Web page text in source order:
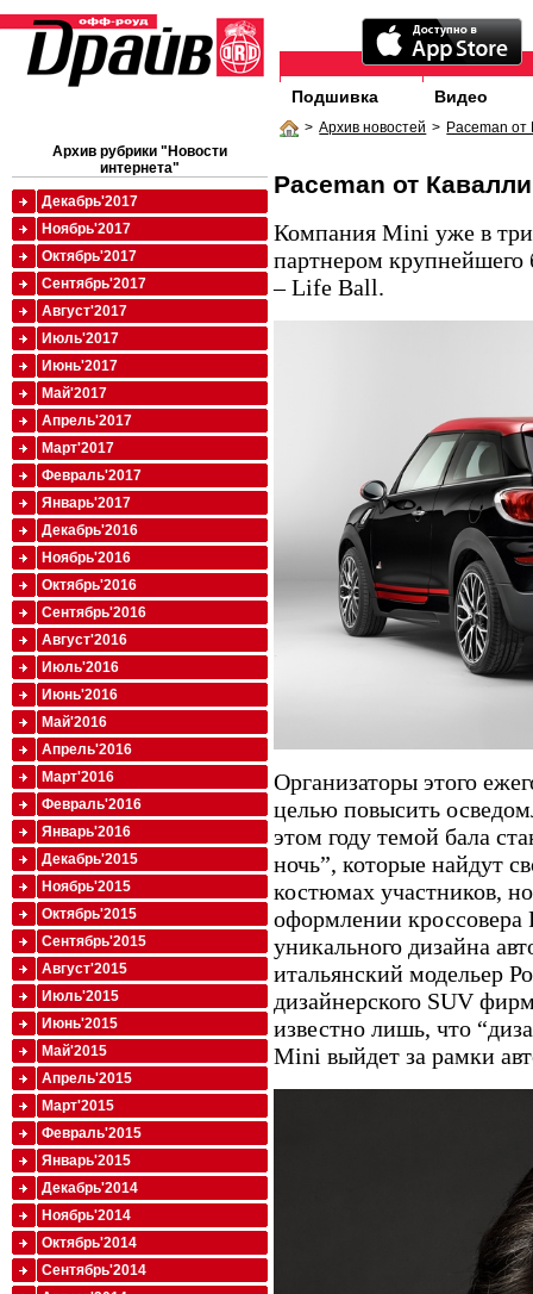
Подшивка Видео
> Архив новостей > Paceman от
Paceman от Кавалли
Компания Mini уже в
партнером крупнейшего
– Life Ball.
Организаторы этого
целью повысить
этом году темой бала
ночь”, которые найдут
костюмах участников,
оформлении кроссовера
уникального дизайна
итальянский модельер
дизайнерского SUV
известно лишь, что
Mini выйдет за рамки
Архив рубрики "Новости
интернета"
Декабрь'2017
Ноябрь'2017
Октябрь'2017
Сентябрь'2017
Август'2017
Июль'2017
Июнь'2017
Май'2017
Апрель'2017
Март'2017
Февраль'2017
Январь'2017
Декабрь'2016
Ноябрь'2016
Октябрь'2016
Сентябрь'2016
Август'2016
Июль'2016
Июнь'2016
Май'2016
Апрель'2016
Март'2016
Февраль'2016
Январь'2016
Декабрь'2015
Ноябрь'2015
Октябрь'2015
Сентябрь'2015
Август'2015
Июль'2015
Июнь'2015
Май'2015
Апрель'2015
Март'2015
Февраль'2015
Январь'2015
Декабрь'2014
Ноябрь'2014
Октябрь'2014
Сентябрь'2014